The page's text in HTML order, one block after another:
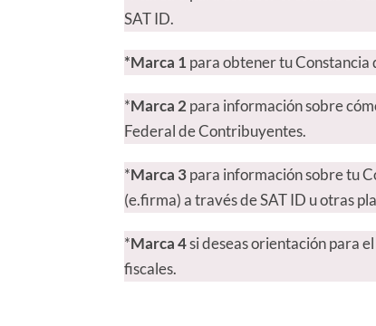
SAT ID.
*Marca 1 para obtener tu Constancia
*Marca 2 para información sobre
Federal de Contribuyentes.
*Marca 3para información sobre tu
(e.firma) a través de SAT ID u otras
*Marca 4si deseas orientación para
fiscales.